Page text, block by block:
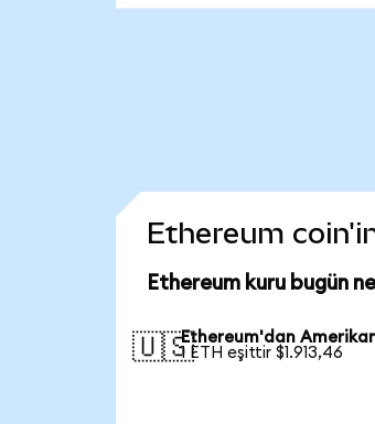
Ethereum
Ethereum kuru bugün
🇺🇸Ethereum'dan
1 ETH eşittir $1.913,46